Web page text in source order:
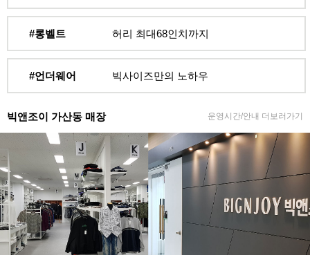
#롱벨트 허리 최대68인치까지
#언더웨어 빅사이즈만의 노하우
빅앤조이 가산동 매장 운영시간/안내 더보러가기